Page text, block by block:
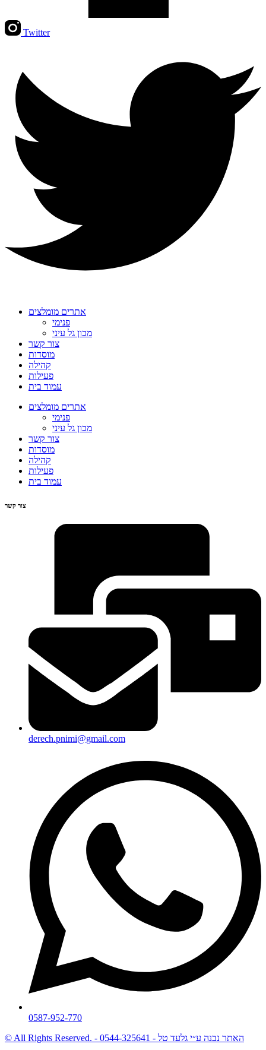
Twitter
אתרים מומלצים
פנימי
מכון גל עיני
צור קשר
מוסדות
קהילה
פעילות
עמוד בית
אתרים מומלצים
פנימי
מכון גל עיני
צור קשר
מוסדות
קהילה
פעילות
עמוד בית
צור קשר
derech.pnimi@gmail.com
0587-952-770
© All Rights Reserved. - האתר נבנה ע״י גלעד טל - 0544-325641